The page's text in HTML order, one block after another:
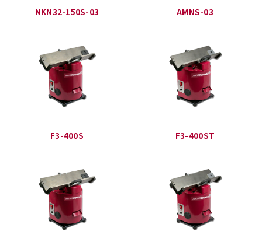
NKN32-150S-03 AMNS-03
F3-400S F3-400ST